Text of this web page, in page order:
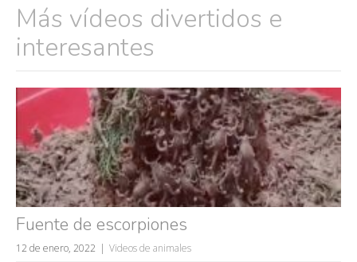
Más vídeos divertidos e
interesantes
Fuente de escorpiones
12 de enero, 2022 Videos de animales